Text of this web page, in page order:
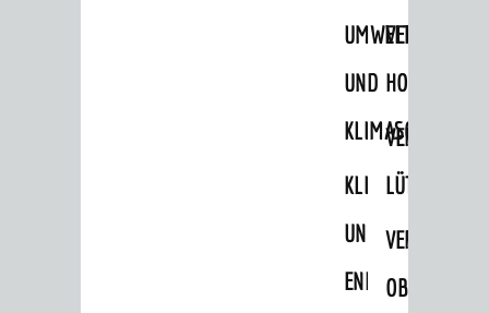
UMWELT-
UND
KLIMASCHUTZ
KLIMASCHUTZ
UND